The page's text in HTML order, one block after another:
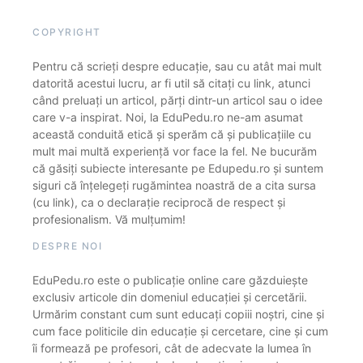
COPYRIGHT
Pentru că scrieți despre educație, sau cu atât mai mult
datorită acestui lucru, ar fi util să citați cu link, atunci
când preluați un articol, părți dintr-un articol sau o idee
care v-a inspirat. Noi, la EduPedu.ro ne-am asumat
această conduită etică și sperăm că și publicațiile cu
mult mai multă experiență vor face la fel. Ne bucurăm
că găsiți subiecte interesante pe Edupedu.ro și suntem
siguri că înțelegeți rugămintea noastră de a cita sursa
(cu link), ca o declarație reciprocă de respect și
profesionalism. Vă mulțumim!
DESPRE NOI
EduPedu.ro este o publicație online care găzduiește
exclusiv articole din domeniul educației și cercetării.
Urmărim constant cum sunt educați copiii noștri, cine și
cum face politicile din educație și cercetare, cine și cum
îi formează pe profesori, cât de adecvate la lumea în